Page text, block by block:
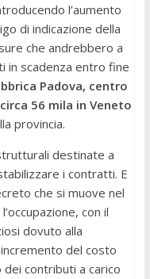
l’aumento
di indicazione della
che andrebbero a
in scadenza entro fine
Padova, centro
56 mila in Veneto
provincia.
destinate a
i contratti. E
che si muove nel
con il
dovuto alla
del costo
contributi a carico